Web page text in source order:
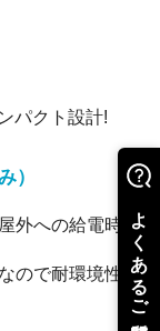
パクト設計!
）
外への給電時に
ので耐環境性に